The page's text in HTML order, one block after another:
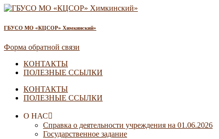
ГБУСО МО «КЦСОР» Химкинский»
Форма обратной связи
КОНТАКТЫ
ПОЛЕЗНЫЕ ССЫЛКИ
КОНТАКТЫ
ПОЛЕЗНЫЕ ССЫЛКИ
О НАС
Справка о деятельности учреждения на 01.06.2026
Государственное задание